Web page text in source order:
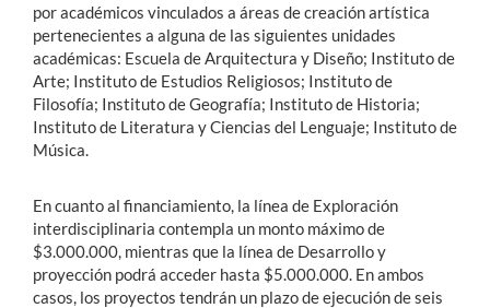
por académicos vinculados a áreas de creación artística
pertenecientes a alguna de las siguientes unidades
académicas: Escuela de Arquitectura y Diseño; Instituto de
Arte; Instituto de Estudios Religiosos; Instituto de
Filosofía; Instituto de Geografía; Instituto de Historia;
Instituto de Literatura y Ciencias del Lenguaje; Instituto de
Música.
En cuanto al financiamiento, la línea de Exploración
interdisciplinaria contempla un monto máximo de
$3.000.000, mientras que la línea de Desarrollo y
proyección podrá acceder hasta $5.000.000. En ambos
casos, los proyectos tendrán un plazo de ejecución de seis